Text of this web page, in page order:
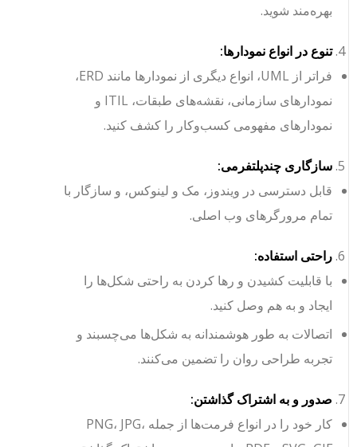
بهره‌مند شوید.
تنوع در انواع نمودارها:
فراتر از UML، انواع دیگری از نمودارها مانند ERD،
نمودارهای سازمانی، نقشه‌های طبقات، ITIL و
نمودارهای مفهومی کسب‌وکار را کشف کنید.
سازگاری چندپلتفرمی:
قابل دسترسی در ویندوز، مک و لینوکس، و سازگار با
تمام مرورگرهای وب اصلی.
راحتی استفاده:
با قابلیت کشیدن و رها کردن به راحتی شکل‌ها را
ایجاد و به هم وصل کنید.
اتصالات به طور هوشمندانه به شکل‌ها می‌چسبند و
تجربه طراحی روان را تضمین می‌کنند.
صدور و به اشتراک گذاشتن:
کار خود را در انواع فرمت‌ها از جمله PNG، JPG،